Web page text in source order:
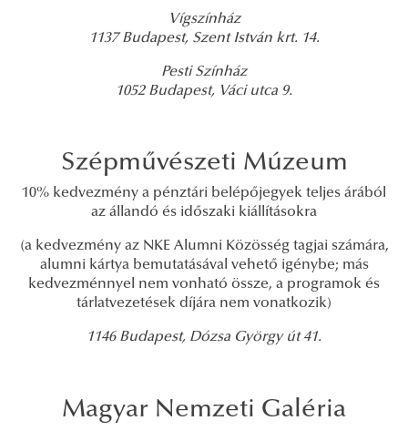
Vígszínház
1137 Budapest, Szent István krt. 14.
Pesti Színház
1052 Budapest, Váci utca 9.
Szépművészeti Múzeum
10% kedvezmény a pénztári belépőjegyek teljes árából
az állandó és időszaki kiállításokra
(a kedvezmény az NKE Alumni Közösség tagjai számára,
alumni kártya bemutatásával vehető igénybe; más
kedvezménnyel nem vonható össze, a programok és
tárlatvezetések díjára nem vonatkozik)
1146 Budapest, Dózsa György út 41.
Magyar Nemzeti Galéria